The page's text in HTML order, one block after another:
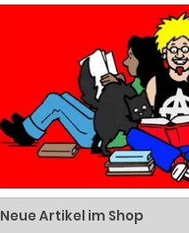
Neue Artikel im Shop